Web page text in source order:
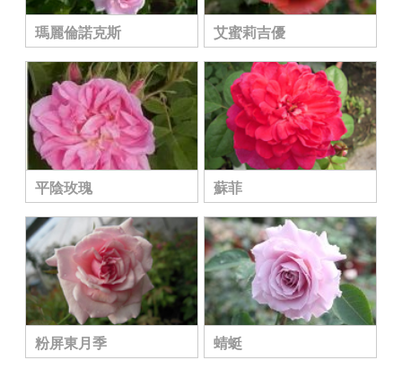
瑪麗倫諾克斯 艾蜜莉吉優
平陰玫瑰 蘇菲
粉屏東月季 蜻蜓